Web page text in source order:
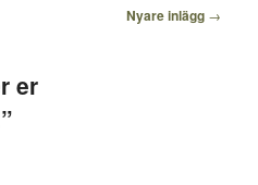
Nyare inlägg →
er